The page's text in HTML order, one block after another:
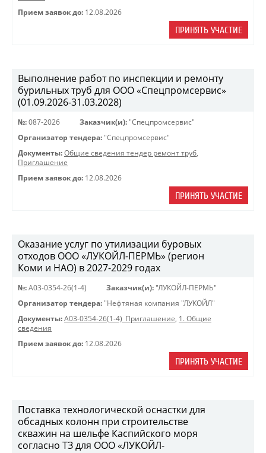
Прием заявок до: 12.08.2026
ПРИНЯТЬ УЧАСТИЕ
Выполнение работ по инспекции и ремонту
бурильных труб для ООО «Спецпромсервис»
(01.09.2026-31.03.2028)
№: 087-2026 Заказчик(и): "Спецпромсервис"
Организатор тендера: "Спецпромсервис"
Документы: Общие сведения тендер ремонт труб,
Приглашение
Прием заявок до: 12.08.2026
ПРИНЯТЬ УЧАСТИЕ
Оказание услуг по утилизации буровых
отходов ООО «ЛУКОЙЛ-ПЕРМЬ» (регион
Коми и НАО) в 2027-2029 годах
№: A03-0354-26(1-4) Заказчик(и): "ЛУКОЙЛ-ПЕРМЬ"
Организатор тендера: "Нефтяная компания "ЛУКОЙЛ"
Документы: A03-0354-26(1-4)_Приглашение, 1. Общие
сведения
Прием заявок до: 12.08.2026
ПРИНЯТЬ УЧАСТИЕ
Поставка технологической оснастки для
обсадных колонн при строительстве
скважин на шельфе Каспийского моря
согласно ТЗ для ООО «ЛУКОЙЛ-